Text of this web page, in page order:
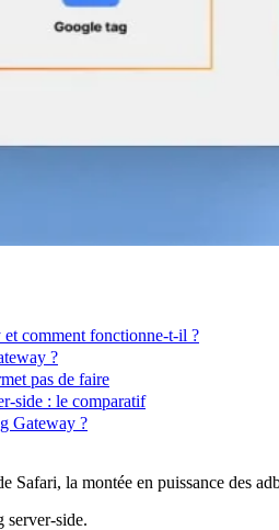
et comment fonctionne-t-il ?
?
pas de faire
side : le comparatif
Gateway ?
la montée en puissance des
server-side.